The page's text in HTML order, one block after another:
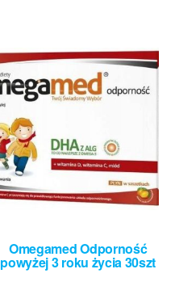
Omegamed Odporność
powyżej 3 roku życia 30szt